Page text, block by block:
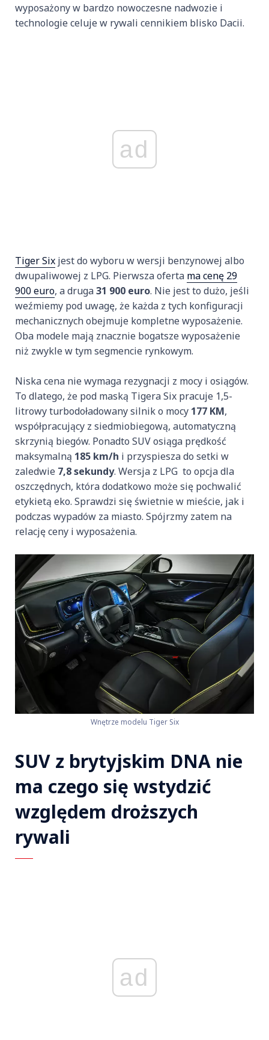
wyposażony w bardzo nowoczesne nadwozie i
technologie celuje w rywali cennikiem blisko Dacii.
ad
Tiger Six jest do wyboru w wersji benzynowej albo
dwupaliwowej z LPG. Pierwsza oferta ma cenę 29
900 euro, a druga31 900 euro. Nie jest to dużo, jeśli
weźmiemy pod uwagę, że każda z tych konfiguracji
mechanicznych obejmuje kompletne wyposażenie.
Oba modele mają znacznie bogatsze wyposażenie
niż zwykle w tym segmencie rynkowym.
Niska cena nie wymaga rezygnacji z mocy i osiągów.
To dlatego, że pod maską Tigera Six pracuje 1,5-
litrowy turbodoładowany silnik o mocy 177 KM,
współpracujący z siedmiobiegową, automatyczną
skrzynią biegów. Ponadto SUV osiąga prędkość
maksymalną 185 km/h i przyspiesza do setki w
zaledwie 7,8 sekundy. Wersja z LPG to opcja dla
oszczędnych, która dodatkowo może się pochwalić
etykietą eko. Sprawdzi się świetnie w mieście, jak i
podczas wypadów za miasto. Spójrzmy zatem na
relację ceny i wyposażenia.
Wnętrze modelu Tiger Six
SUV z brytyjskim DNA nie
ma czego się wstydzić
względem droższych
rywali
ad